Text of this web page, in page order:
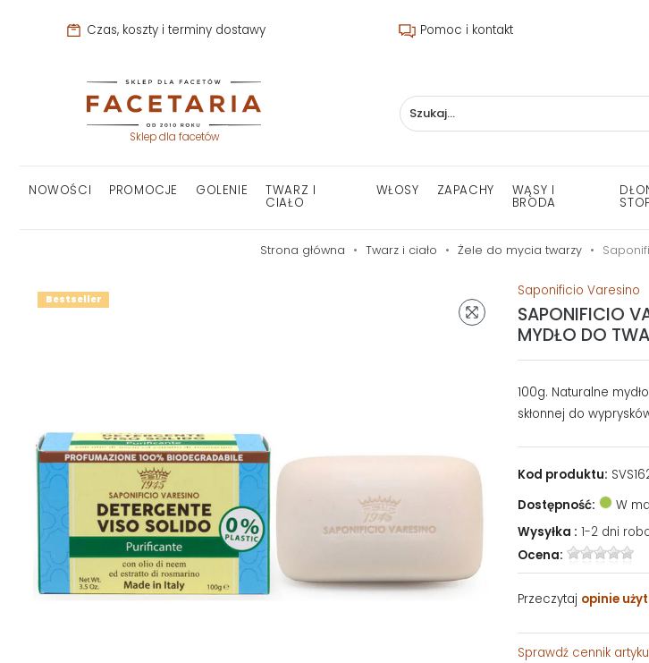
Czas, koszty i terminy dostawy Pomoc i kontakt
Sklep dla facetów
NOWOŚCI PROMOCJE GOLENIE TWARZ I
CIAŁO
WŁOSY ZAPACHY WĄSY I
BRODA
Strona główna Twarz i ciało Żele do mycia twarzy
Bestseller
Saponificio Varesino
SAPONIFICIO
MYDŁO DO
100g. Naturalne
skłonnej do
Kod produktu:
Dostępność:
W
Wysyłka : 1-2 dni
Ocena:
Przeczytaj opinie
Sprawdź cennik